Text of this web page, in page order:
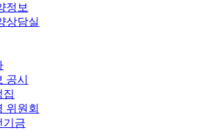
정보
상담실
공시
집
위원회
기금